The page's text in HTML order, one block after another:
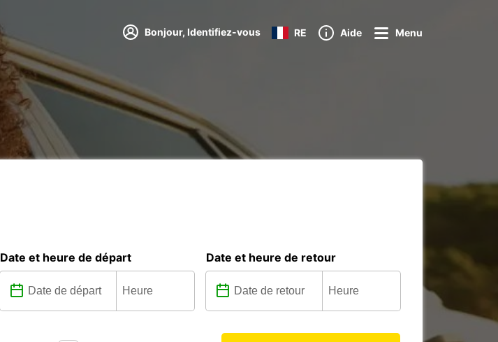
Bonjour, Identifiez-vous RE Aide Menu
Date et heure de départ Date et heure de retour